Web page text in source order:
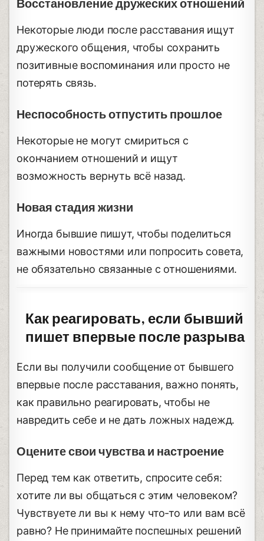
Восстановление дружеских отношений
Некоторые люди после расставания ищут
дружеского общения, чтобы сохранить
позитивные воспоминания или просто не
потерять связь.
Неспособность отпустить прошлое
Некоторые не могут смириться с
окончанием отношений и ищут
возможность вернуть всё назад.
Новая стадия жизни
Иногда бывшие пишут, чтобы поделиться
важными новостями или попросить совета,
не обязательно связанные с отношениями.
Как реагировать, если бывший
пишет впервые после разрыва
Если вы получили сообщение от бывшего
впервые после расставания, важно понять,
как правильно реагировать, чтобы не
навредить себе и не дать ложных надежд.
Оцените свои чувства и настроение
Перед тем как ответить, спросите себя:
хотите ли вы общаться с этим человеком?
Чувствуете ли вы к нему что-то или вам всё
равно? Не принимайте поспешных решений